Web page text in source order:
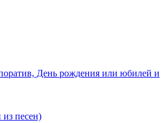
День рождения или юбилей и